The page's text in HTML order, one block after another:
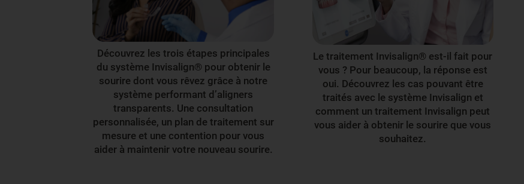
Découvrez les trois étapes principales
du système Invisalign® pour obtenir le
sourire dont vous rêvez grâce à notre
système performant d’aligners
transparents. Une consultation
personnalisée, un plan de traitement sur
mesure et une contention pour vous
aider à maintenir votre nouveau sourire.
Le traitement Invisalign® est-il fait pour
vous ? Pour beaucoup, la réponse est
oui. Découvrez les cas pouvant être
traités avec le système Invisalign et
comment un traitement Invisalign peut
vous aider à obtenir le sourire que vous
souhaitez.